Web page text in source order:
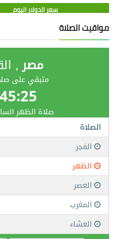
سعر الدولار اليوم
مواقيت الصلاة